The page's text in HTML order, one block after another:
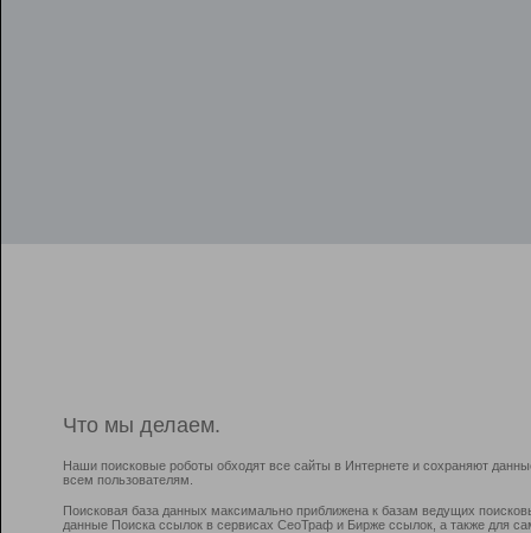
Что мы делаем.
Наши поисковые роботы обходят все сайты в Интернете и сохраняют
всем пользователям.
Поисковая база данных максимально приближена к базам ведущих
данные Поиска ссылок в сервисах СеоТраф и Бирже ссылок, а также для